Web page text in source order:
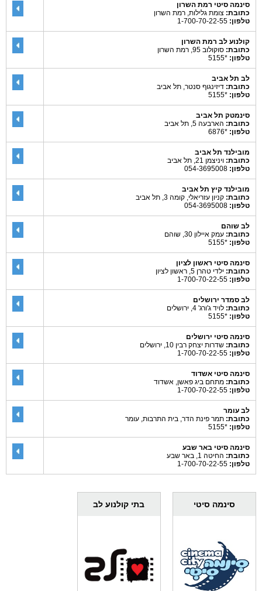
סינמה סיטי רמת השרון
כתובת: צומת גלילות, רמת השרון
טלפון:
קולנוע לב רמת השרון
כתובת: סוקולוב 95, רמת השרון
טלפון: *5155
לב תל אביב
כתובת: דיזינגוף סנטר, תל אביב
טלפון: *5155
סינמטק תל אביב
כתובת: הארבעה 5, תל אביב
טלפון: *6876
מובילנד תל אביב
כתובת: ויניצמן 21, תל אביב
טלפון:
מובילנד קיץ תל אביב
כתובת: קניון עזריאלי, קומה 3, תל אביב
טלפון:
לב שוהם
כתובת: עמק איילון 30, שוהם
טלפון: *5155
סינמה סיטי ראשון לציון
כתובת: ילדי טהרן 5, ראשון לציון
טלפון:
לב סמדר ירושלים
כתובת: לויד ג'ורג' 4, ירושלים
טלפון: *5155
סינמה סיטי ירושלים
כתובת: שדרות יצחק רבין 10, ירושלים
טלפון:
סינמה סיטי אשדוד
כתובת: מתחם ביג פאשן, אשדוד
טלפון:
לב עומר
כתובת: תמר פינת הדר, בית התרבות, עומר
טלפון: *5155
סינמה סיטי באר שבע
כתובת: החיטה 1, באר שבע
טלפון:
סינמה סיטי בתי קולנוע לב